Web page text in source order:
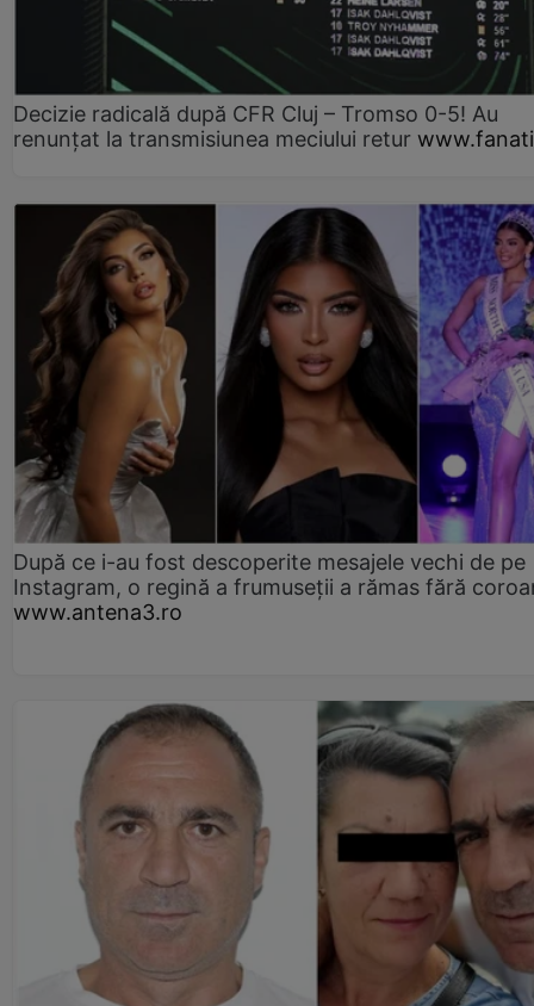
Decizie radicală după CFR Cluj – Tromso 0-5! Au
renunțat la transmisiunea meciului retur
După ce i-au fost descoperite mesajele vechi de pe
Instagram, o regină a frumuseții a rămas fără
www.antena3.ro